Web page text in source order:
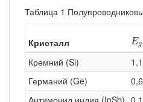
Таблица 1
Кристалл Eg
Eg
Кремний (Si)
Германий (Ge)
Антимонид индия (InSb)